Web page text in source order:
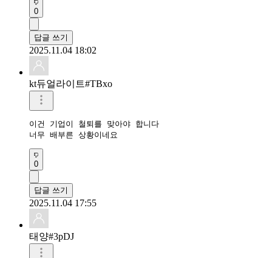
0
답글 쓰기
2025.11.04 18:02
kt듀얼라이트#TBxo
이건 기업이 철퇴를 맞아야 합니다
너무 배부른 상황이네요
0
답글 쓰기
2025.11.04 17:55
태양#3pDJ